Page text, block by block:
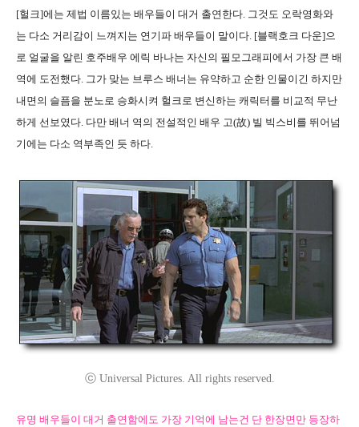
[헐크]에는 제법 이름있는 배우들이 대거 출연한다. 그것도 오락영화와
는 다소 거리감이 느껴지는 연기파 배우들이 말이다. [블랙호크 다운]으
로 얼굴을 알린 호주배우 에릭 바나는 자신의 필모그래피에서 가장 큰 배
역에 도전했다. 그가 맞는 브루스 배너는 유약하고 순한 인물이긴 하지만
내면의 슬픔을 분노로 승화시켜 헐크로 변신하는 캐릭터를 비교적 무난
하게 선보였다. 다만 배너 역의 전설적인 배우 고(故) 빌 빅스비를 뛰어넘
기에는 다소 역부족인 듯 하다.
ⓒ Universal Pictures. All rights reserved.
유명 배우들이 대거 출연함에도 가장 기억에 남는건 단 한장면만 등장하